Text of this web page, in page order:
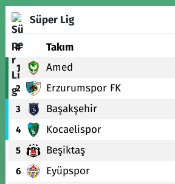
Süper Lig
# Takım
1 Amed
2 Erzurumspor FK
3 Başakşehir
4 Kocaelispor
5 Beşiktaş
6 Eyüpspor